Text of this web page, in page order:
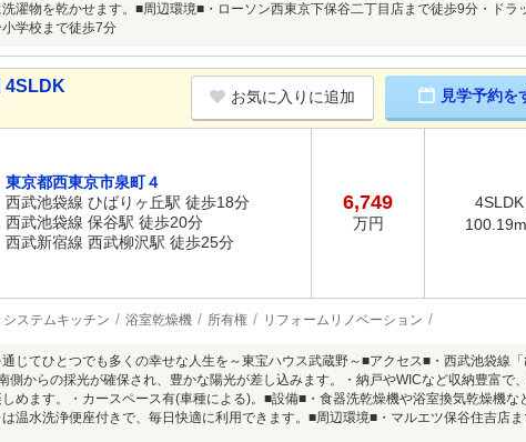
濯物を乾かせます。■周辺環境■・ローソン西東京下保谷二丁目店まで徒歩9分・ド
学校まで徒歩7分
4SLDK
お気に入りに追加 見学予約を
東京都西東京市泉町４
西武池袋線 ひばりヶ丘駅 徒歩18分
西武池袋線 保谷駅 徒歩20分
西武新宿線 西武柳沢駅 徒歩25分
6,749
万円
4SLDK
100.19m
システムキッチン 浴室乾燥機 所有権 リフォームリノベーション
通じてひとつでも多くの幸せな人生を～東宝ハウス武蔵野～■アクセス■・西武池袋線
側からの採光が確保され、豊かな陽光が差し込みます。・納戸やWICなど収納豊富で
しめます。・カースペース有(車種による)。■設備■・食器洗乾燥機や浴室換気乾燥機な
温水洗浄便座付きで、毎日快適に利用できます。■周辺環境■・マルエツ保谷住吉店